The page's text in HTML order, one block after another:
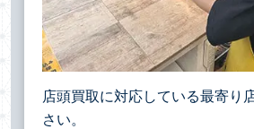
店頭買取に対応している最寄り
さい。